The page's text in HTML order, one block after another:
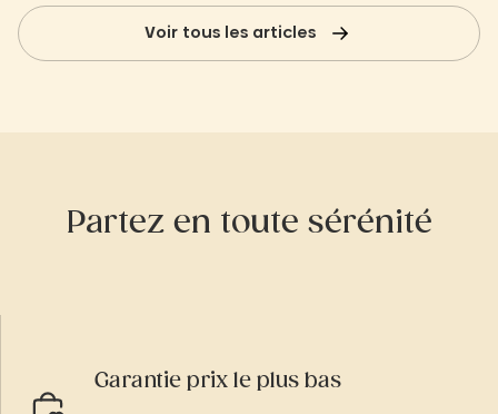
Voir tous les articles
Partez en toute sérénité
Garantie prix le plus bas